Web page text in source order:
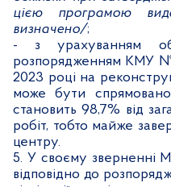
цією програмою
визначено/;
- з урахуванням
розпорядженням КМУ №
2023 році на
може бути
становить 98,7% від
робіт, тобто майже
центру.
5. У своєму зверненні
відповідно до